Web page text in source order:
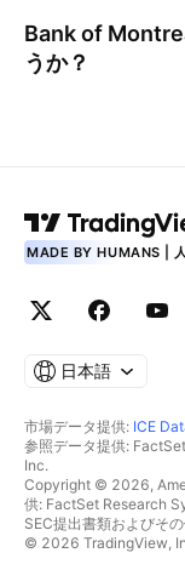
Bank of
うか？
MADE BY HUMANS |
日本語
市場データ提供: ICE
参照データ提供:
Inc.
Copyright © 2026,
供: FactSet Research
SEC提出書類およびそ
© 2026 TradingView,